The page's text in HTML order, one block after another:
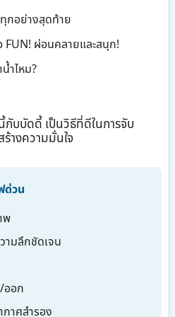
กอย่างสุดท้าย
FUN! ผ่อนคลายและสนุก!
ำไหม?
กับบัดดี้ เป็นวิธีที่ดีในการจับ
างความมั่นใจ
ด่วน
พ
ามลึกชัดเจน
ออก
กาศสำรอง